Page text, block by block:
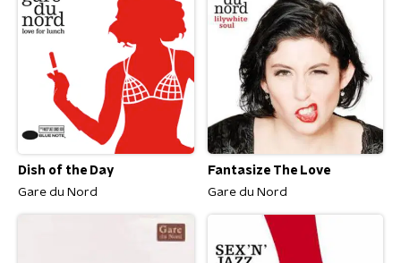
Dish of the Day
Gare du Nord
Fantasize The Love
Gare du Nord